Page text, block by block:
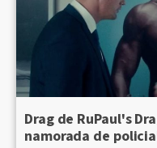
Drag de RuPaul's
namorada de